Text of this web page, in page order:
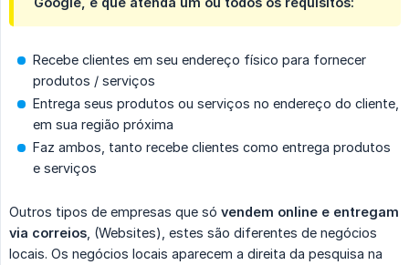
Recebe clientes em seu endereço físico para fornecer
produtos / serviços
Entrega seus produtos ou serviços no endereço do cliente,
em sua região próxima
Faz ambos, tanto recebe clientes como entrega produtos
e serviços
Outros tipos de empresas que só vendem online e entregam
via correios , (Websites), estes são diferentes de negócios
locais. Os negócios locais aparecem a direita da pesquisa na